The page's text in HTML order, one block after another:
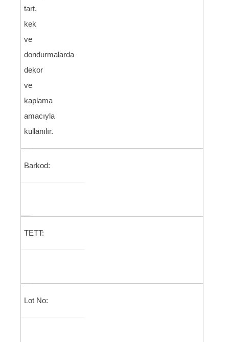
tart,
kek
ve
dondurmalarda
dekor
ve
kaplama
amacıyla
kullanılır.
Barkod:
TETT:
Lot No: